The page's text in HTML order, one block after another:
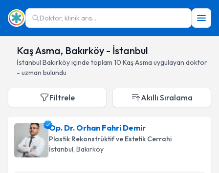
Doktor, klinik ara...
Kaş Asma, Bakırköy - İstanbul
İstanbul Bakırköyiçinde toplam 10 Kaş Asma uygulayan doktor
- uzman bulundu
Filtrele Akıllı Sıralama
Op. Dr. Orhan Fahri Demir
Plastik Rekonstrüktif ve Estetik Cerrahi
İstanbul, Bakırköy